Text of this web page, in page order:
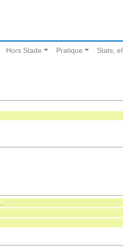
Hors Stade Pratique Stats,